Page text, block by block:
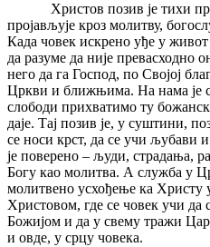
Христов позив је тихи
пројављује кроз молитву,
Када човек искрено уђе у
да разуме да није превасходно
него да га Господ, по Својој
Цркви и ближњима. На нама је
слободи прихватимо ту
даје. Тај позив је, у суштини,
се носи крст, да се учи љубави
је поверено – људи, страдања,
Богу као молитва. А служба у
молитвено усхођење ка Христу
Христовом, где се човек учи
Божијом и да у свему тражи
и овде, у срцу човека.